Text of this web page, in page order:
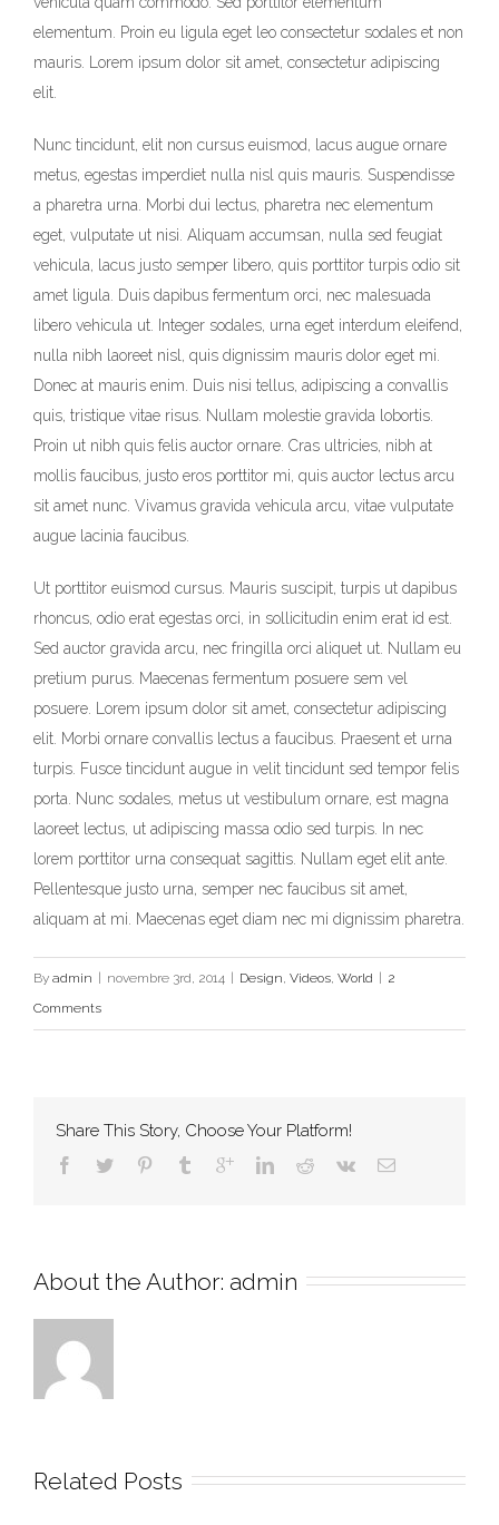
elementum. Proin eu ligula eget leo consectetur sodales et non
mauris. Lorem ipsum dolor sit amet, consectetur adipiscing
elit.
Nunc tincidunt, elit non cursus euismod, lacus augue ornare
metus, egestas imperdiet nulla nisl quis mauris. Suspendisse
a pharetra urna. Morbi dui lectus, pharetra nec elementum
eget, vulputate ut nisi. Aliquam accumsan, nulla sed feugiat
vehicula, lacus justo semper libero, quis porttitor turpis odio sit
amet ligula. Duis dapibus fermentum orci, nec malesuada
libero vehicula ut. Integer sodales, urna eget interdum eleifend,
nulla nibh laoreet nisl, quis dignissim mauris dolor eget mi.
Donec at mauris enim. Duis nisi tellus, adipiscing a convallis
quis, tristique vitae risus. Nullam molestie gravida lobortis.
Proin ut nibh quis felis auctor ornare. Cras ultricies, nibh at
mollis faucibus, justo eros porttitor mi, quis auctor lectus arcu
sit amet nunc. Vivamus gravida vehicula arcu, vitae vulputate
augue lacinia faucibus.
Ut porttitor euismod cursus. Mauris suscipit, turpis ut dapibus
rhoncus, odio erat egestas orci, in sollicitudin enim erat id est.
Sed auctor gravida arcu, nec fringilla orci aliquet ut. Nullam eu
pretium purus. Maecenas fermentum posuere sem vel
posuere. Lorem ipsum dolor sit amet, consectetur adipiscing
elit. Morbi ornare convallis lectus a faucibus. Praesent et urna
turpis. Fusce tincidunt augue in velit tincidunt sed tempor felis
porta. Nunc sodales, metus ut vestibulum ornare, est magna
laoreet lectus, ut adipiscing massa odio sed turpis. In nec
lorem porttitor urna consequat sagittis. Nullam eget elit ante.
Pellentesque justo urna, semper nec faucibus sit amet,
aliquam at mi. Maecenas eget diam nec mi dignissim pharetra.
By admin novembre 3rd, 2014 Design, Videos, World
2
Comments
Share This Story, Choose Your Platform!
About the Author: admin
Related Posts